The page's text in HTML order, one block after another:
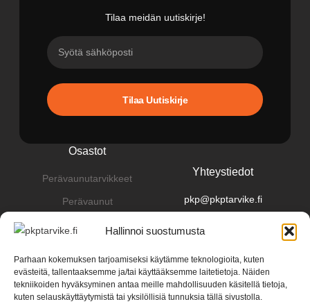
Hallinnoi suostumusta
Parhaan kokemuksen tarjoamiseksi käytämme teknologioita, kuten
evästeitä, tallentaaksemme ja/tai käyttääksemme laitetietoja. Näiden
tekniikoiden hyväksyminen antaa meille mahdollisuuden käsitellä tietoja,
kuten selauskäyttäytymistä tai yksilöllisiä tunnuksia tällä sivustolla.
Tilaa meidän uutiskirje!
Tilaa Uutiskirje
Osastot
Perävaunutarvikkeet
Perävaunut
Yhteystiedot
pkp@pkptarvike.fi